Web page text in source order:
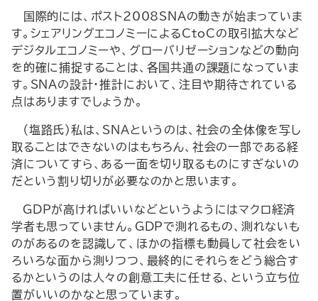
―国際的には、ポスト2008SNAの動きが始まっていま
す。シェアリングエコノミーによるCtoCの取引拡大など
デジタルエコノミーや、グローバリゼーションなどの動向
を的確に捕捉することは、各国共通の課題になっていま
す。SNAの設計・推計において、注目や期待されている
点はありますでしょうか。―
（塩路氏）私は、SNAというのは、社会の全体像を写し
取ることはできないのはもちろん、社会の一部である経
済についてすら、ある一面を切り取るものにすぎないの
だという割り切りが必要なのかと思います。
GDPが高ければいいなどというようにはマクロ経済
学者も思っていません。GDPで測れるもの、測れないも
のがあるのを認識して、ほかの指標も動員して社会をい
ろいろな面から測りつつ、最終的にそれらをどう総合す
るかというのは人々の創意工夫に任せる、という立ち位
置がいいのかなと思っています。